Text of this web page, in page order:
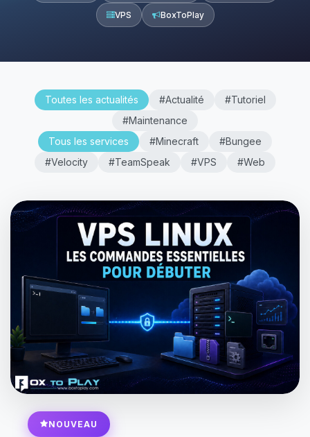
VPS BoxToPlay
Toutes les actualités #Actualité
#Tutoriel
#Maintenance
Tous les services
#Minecraft
#Bungee
#Velocity
#TeamSpeak #VPS #Web
NOUVEAU